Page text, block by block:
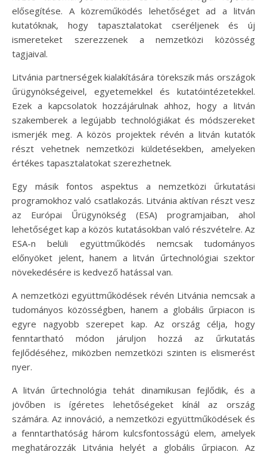
elősegítése. A közreműködés lehetőséget ad a litván
kutatóknak, hogy tapasztalatokat cseréljenek és új
ismereteket szerezzenek a nemzetközi közösség
tagjaival.
Litvánia partnerségek kialakítására törekszik más országok
űrügynökségeivel, egyetemekkel és kutatóintézetekkel.
Ezek a kapcsolatok hozzájárulnak ahhoz, hogy a litván
szakemberek a legújabb technológiákat és módszereket
ismerjék meg. A közös projektek révén a litván kutatók
részt vehetnek nemzetközi küldetésekben, amelyeken
értékes tapasztalatokat szerezhetnek.
Egy másik fontos aspektus a nemzetközi űrkutatási
programokhoz való csatlakozás. Litvánia aktívan részt vesz
az Európai Űrügynökség (ESA) programjaiban, ahol
lehetőséget kap a közös kutatásokban való részvételre. Az
ESA-n belüli együttműködés nemcsak tudományos
előnyöket jelent, hanem a litván űrtechnológiai szektor
növekedésére is kedvező hatással van.
A nemzetközi együttműködések révén Litvánia nemcsak a
tudományos közösségben, hanem a globális űrpiacon is
egyre nagyobb szerepet kap. Az ország célja, hogy
fenntartható módon járuljon hozzá az űrkutatás
fejlődéséhez, miközben nemzetközi szinten is elismerést
nyer.
A litván űrtechnológia tehát dinamikusan fejlődik, és a
jövőben is ígéretes lehetőségeket kínál az ország
számára. Az innováció, a nemzetközi együttműködések és
a fenntarthatóság három kulcsfontosságú elem, amelyek
meghatározzák Litvánia helyét a globális űrpiacon. Az